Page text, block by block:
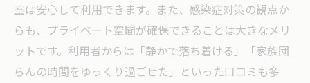
室は安心して利用できます。また、感染症対策の観点か
らも、プライベート空間が確保できることは大きなメリ
ットです。利用者からは「静かで落ち着ける」「家族団
らんの時間をゆっくり過ごせた」といった口コミも多